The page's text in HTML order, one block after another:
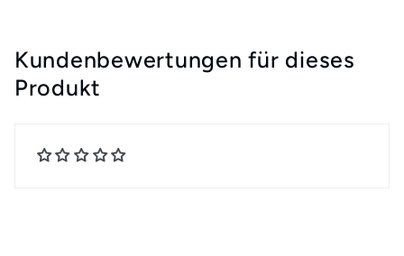
Kundenbewertungen für dieses
Produkt